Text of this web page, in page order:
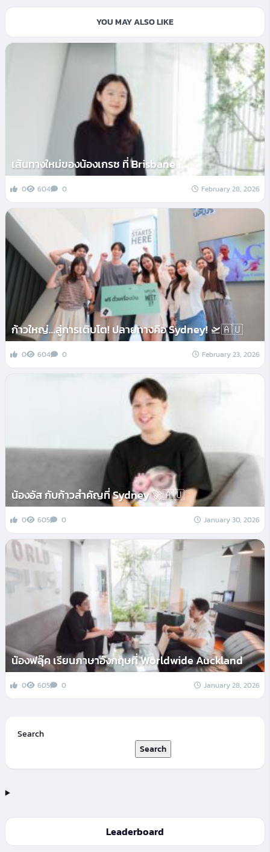
YOU MAY ALSO LIKE
เส้นทางใหม่ของน้องเกรซ ที่ Brisbane
0 604 0 February 28, 2026
ก้าวใหญ่…สู่การเติบโต! ปลายทางคือ Sydney! 🛫🇦🇺
0 604 0 February 23, 2026
น้องอัส กับก้าวสำคัญที่ Sydney 🚀🇦🇺
0 605 0 January 30, 2026
น้องฟลุ๊ค เรียนภาษาอังกฤษที่ Worldwide Auckland
0 605 0 January 28, 2026
Search
Search
Leaderboard